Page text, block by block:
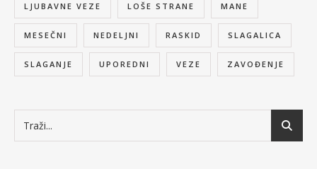
LJUBAVNE VEZE LOŠE STRANE MANE
MESEČNI NEDELJNI RASKID SLAGALICA
SLAGANJE UPOREDNI VEZE ZAVOĐENJE